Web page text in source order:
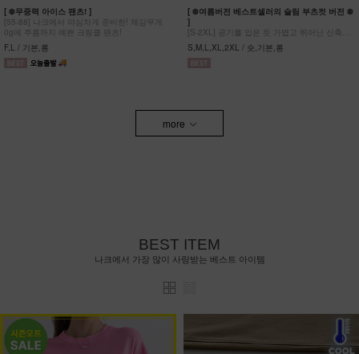
[ ❄️무중력 아이스 팬츠! ]
[55-88] 나크에서 야심차게 준비한! 체감무게
0g에 주름까지 예쁜 크링클 팬츠!
F,L / 기본,롱
[ ❄️여름버전 베스트셀러의 슬림 부츠컷 버전 ❄️
]
[S-2XL] 공기를 입은 듯 가볍고 뛰어난 신축성
원단에 슬림함을 더한 부츠컷 팬츠!
S,M,L,XL,2XL / 숏,기본,롱
more
BEST ITEM
나크에서 가장 많이 사랑받는 베스트 아이템